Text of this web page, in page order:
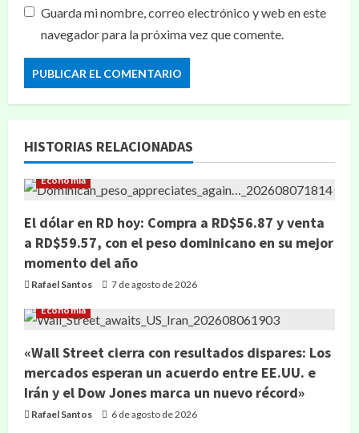
Guarda mi nombre, correo electrónico y web en este
navegador para la próxima vez que comente.
HISTORIAS RELACIONADAS
Economía
El dólar en RD hoy: Compra a RD$56.87 y venta
a RD$59.57, con el peso dominicano en su mejor
momento del año
Rafael Santos 7 de agosto de 2026
Economía
«Wall Street cierra con resultados dispares: Los
mercados esperan un acuerdo entre EE.UU. e
Irán y el Dow Jones marca un nuevo récord»
Rafael Santos 6 de agosto de 2026